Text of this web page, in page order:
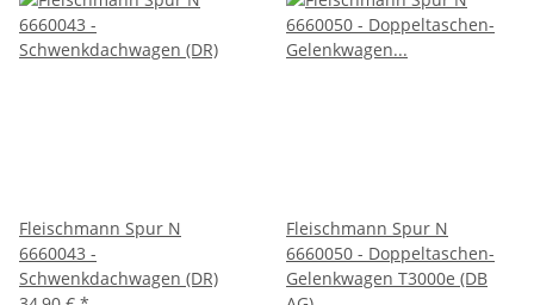
Fleischmann Spur N
6660043 -
Schwenkdachwagen (DR)
Fleischmann Spur N
6660050 - Doppeltaschen-
Gelenkwagen T3000e (DB